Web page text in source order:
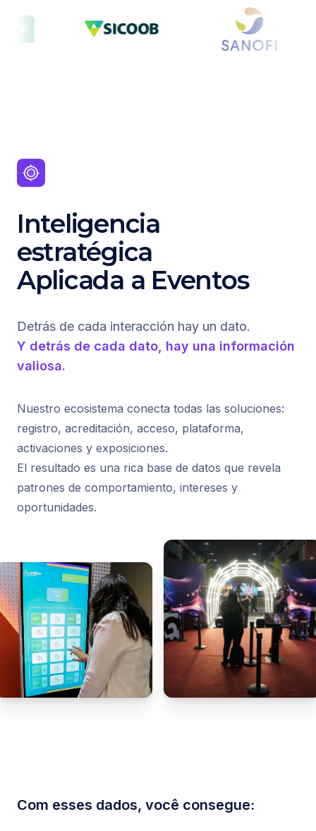
Inteligencia
estratégica
Aplicada a Eventos
Detrás de cada interacción hay un dato.
Y detrás de cada dato, hay una información
valiosa.
Nuestro ecosistema conecta todas las soluciones:
registro, acreditación, acceso, plataforma,
activaciones y exposiciones.
El resultado es una rica base de datos que revela
patrones de comportamiento, intereses y
oportunidades.
Com esses dados, você consegue: